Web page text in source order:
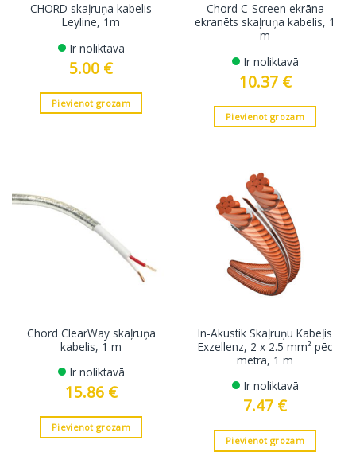
CHORD skaļruņa kabelis
Leyline, 1m
Ir noliktavā
5.00 €
Pievienot grozam
Chord C-Screen ekrāna
ekranēts skaļruņa kabelis, 1
m
Ir noliktavā
10.37 €
Pievienot grozam
Chord ClearWay skaļruņa
kabelis, 1 m
Ir noliktavā
15.86 €
Pievienot grozam
In-Akustik Skaļruņu Kabeļis
Exzellenz, 2 x 2.5 mm² pēc
metra, 1 m
Ir noliktavā
7.47 €
Pievienot grozam